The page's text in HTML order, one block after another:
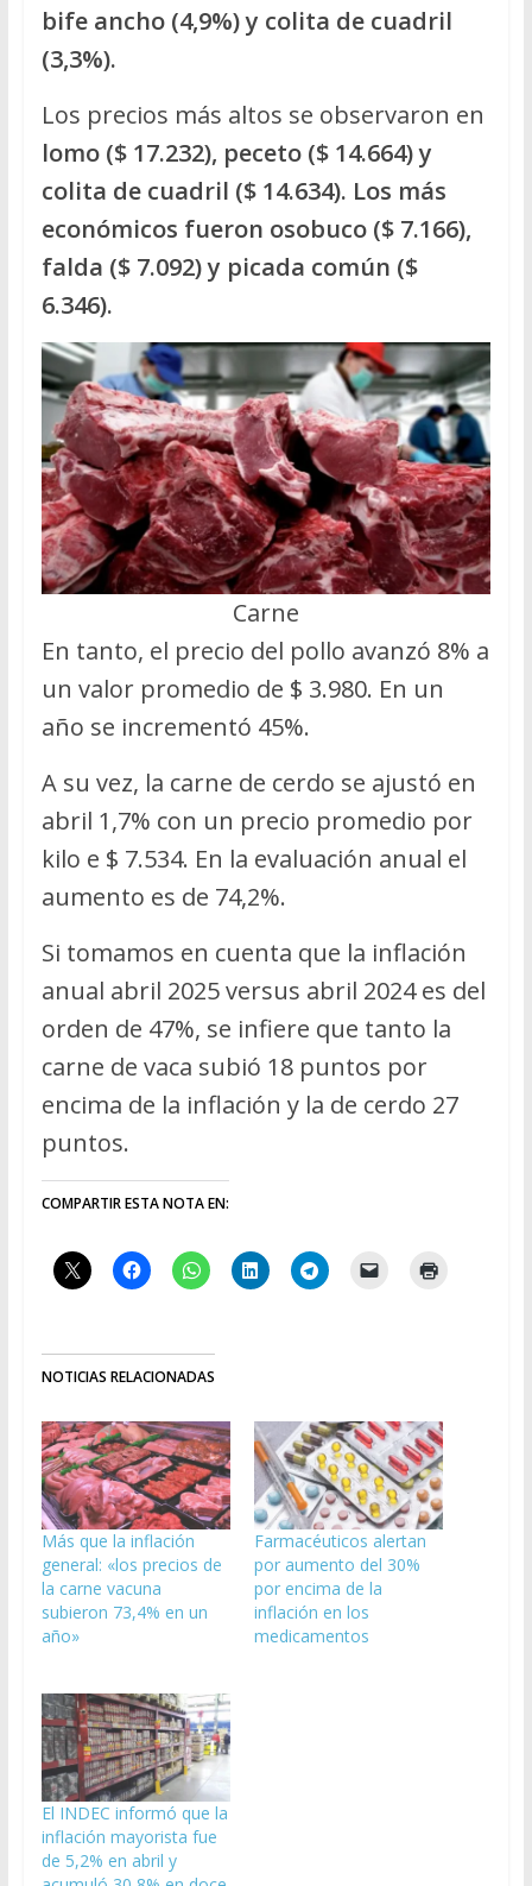
bife ancho (4,9%) y colita de cuadril
(3,3%).
Los precios más altos se observaron en
lomo ($ 17.232), peceto ($ 14.664) y
colita de cuadril ($ 14.634). Los más
económicos fueron osobuco ($ 7.166),
falda ($ 7.092) y picada común ($
6.346).
Carne
En tanto, el precio del pollo avanzó 8% a
un valor promedio de $ 3.980. En un
año se incrementó 45%.
A su vez, la carne de cerdo se ajustó en
abril 1,7% con un precio promedio por
kilo e $ 7.534. En la evaluación anual el
aumento es de 74,2%.
Si tomamos en cuenta que la inflación
anual abril 2025 versus abril 2024 es del
orden de 47%, se infiere que tanto la
carne de vaca subió 18 puntos por
encima de la inflación y la de cerdo 27
puntos.
COMPARTIR ESTA NOTA EN:
NOTICIAS RELACIONADAS
Más que la inflación
general: «los precios de
la carne vacuna
subieron 73,4% en un
año»
Farmacéuticos alertan
por aumento del 30%
por encima de la
inflación en los
medicamentos
El INDEC informó que la
inflación mayorista fue
de 5,2% en abril y